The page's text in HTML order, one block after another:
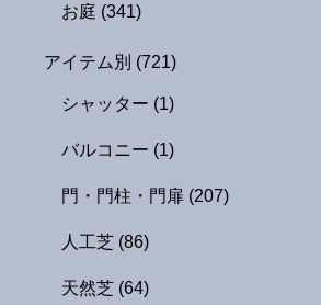
お庭 (341)
アイテム別 (721)
シャッター (1)
バルコニー (1)
門・門柱・門扉 (207)
人工芝 (86)
天然芝 (64)